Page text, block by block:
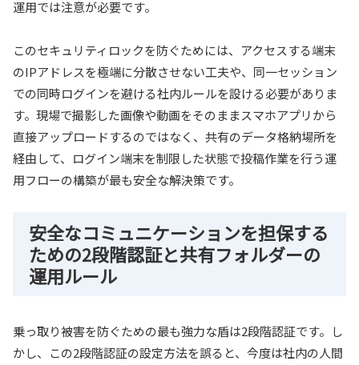
運用では注意が必要です。
このセキュリティロックを防ぐためには、アクセスする端末
のIPアドレスを極端に分散させない工夫や、同一セッション
での同時ログインを避ける社内ルールを設ける必要がありま
す。現場で撮影した画像や動画をそのままスマホアプリから
直接アップロードするのではなく、共有のデータ格納場所を
経由して、ログイン端末を制限した状態で投稿作業を行う運
用フローの構築が最も安全な解決策です。
安全なコミュニケーションを担保する
ための2段階認証と共有フォルダーの
運用ルール
乗っ取り被害を防ぐための最も強力な盾は2段階認証です。し
かし、この2段階認証の設定方法を誤ると、今度は社内の人間